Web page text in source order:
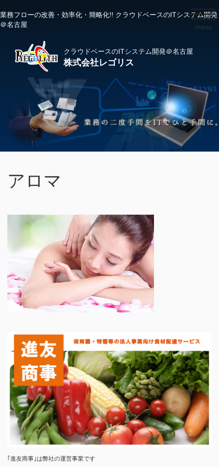
業務フローの改善・効率化・簡略化!! クラウドベースのITシステム開発
＠名古屋
クラウドベースのITシステム開発＠名古屋
株式会社レゴリス
menu
アロマ
｢進友商事｣は弊社の運営事業です